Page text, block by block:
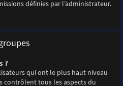
définies par l’administrateur.
?
qui ont le plus haut niveau
tous les aspects du